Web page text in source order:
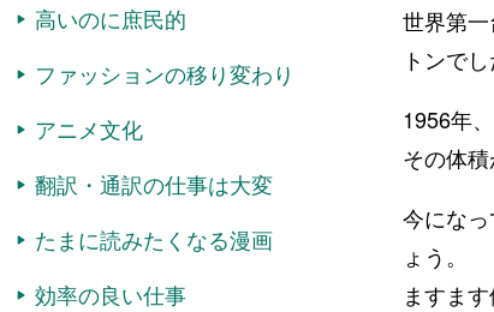
世界第
トンでし
1956年
その体
今にな
ょう。
ますま
高いのに庶民的
ファッションの移り変わり
アニメ文化
翻訳・通訳の仕事は大変
たまに読みたくなる漫画
効率の良い仕事